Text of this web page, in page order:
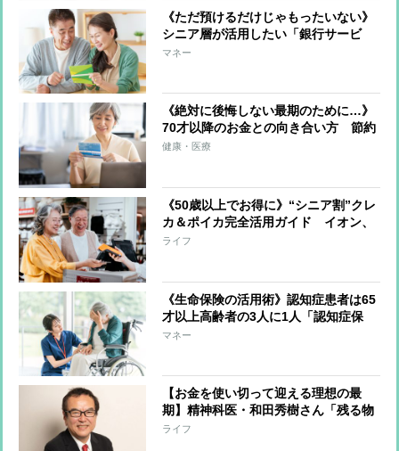
《ただ預けるだけじゃもったいない》
シニア層が活用したい「銀行サービ
ス」 手数料無料、金利優遇、終活サ
マネー
《絶対に後悔しない最期のために…》
70才以降のお金との向き合い方 節約
に走るのではなく「自分で貯めたお金
健康・医療
《50歳以上でお得に》“シニア割”クレ
カ＆ポイカ完全活用ガイド イオン、
イトーヨーカドー、ツルハドラッグ、
どで割引
ライフ
《生命保険の活用術》認知症患者は65
才以上高齢者の3人に1人「認知症保
険」で当事者も家族も生活の備えを
マネー
【お金を使い切って迎える理想の最
期】精神科医・和田秀樹さん「残る物
に興味がない。なくなる物にお金を使
ライフ